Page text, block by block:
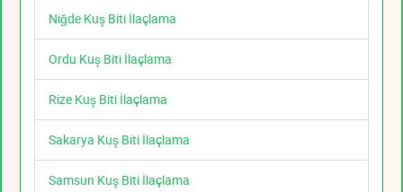
Niğde Kuş Biti İlaçlama
Ordu Kuş Biti İlaçlama
Rize Kuş Biti İlaçlama
Sakarya Kuş Biti İlaçlama
Samsun Kuş Biti İlaçlama